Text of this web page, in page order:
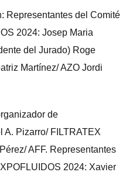
Representantes del Comité
2024: Josep Maria
del Jurado) Roge
Martínez/ AZO Jordi
de
A. Pizarro/ FILTRATEX
AFF. Representantes
2024: Xavier